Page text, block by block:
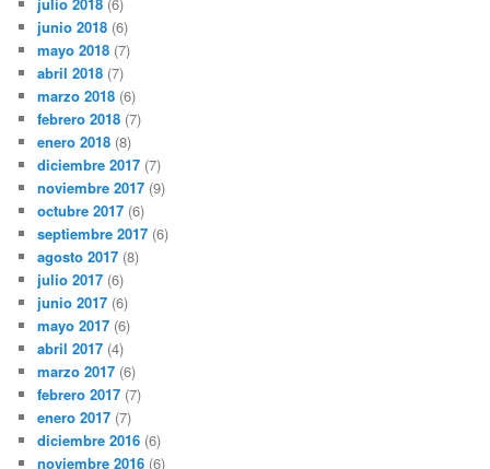
junio 2018 (6)
mayo 2018 (7)
abril 2018 (7)
marzo 2018 (6)
febrero 2018 (7)
enero 2018 (8)
diciembre 2017 (7)
noviembre 2017 (9)
octubre 2017 (6)
septiembre 2017 (6)
agosto 2017 (8)
julio 2017 (6)
junio 2017 (6)
mayo 2017 (6)
abril 2017 (4)
marzo 2017 (6)
febrero 2017 (7)
enero 2017 (7)
diciembre 2016 (6)
noviembre 2016 (6)